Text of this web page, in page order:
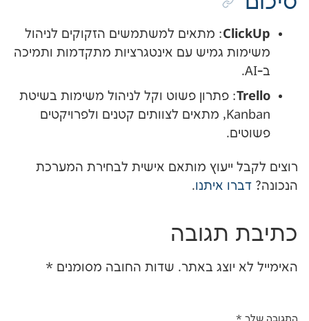
: מתאים למשתמשים הזקוקים לניהול
גמיש עם אינטגרציות מתקדמות ותמיכה
: פתרון פשוט וקל לניהול משימות בשיטת
Kanban, מתאים לצוותים קטנים ולפרויקטים
ייעוץ מותאם אישית לבחירת המערכת
איתנו.
תגובה
יוצג באתר. שדות החובה מסומנים*